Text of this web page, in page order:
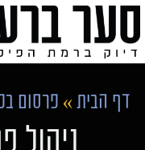
דף הבית » פרסום
ניהול